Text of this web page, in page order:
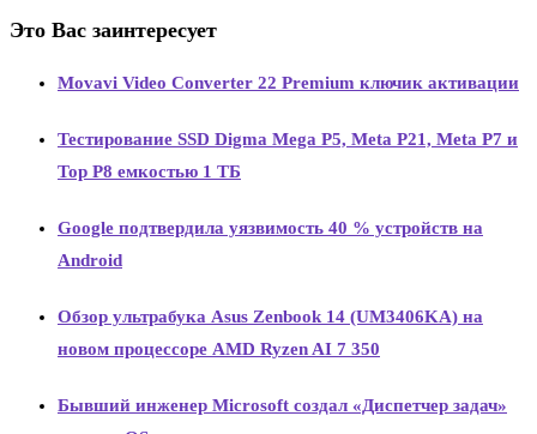
Это Вас заинтересует
Movavi Video Converter 22 Premium ключик активации
Тестирование SSD Digma Mega P5, Meta P21, Meta P7 и
Top P8 емкостью 1 ТБ
Google подтвердила уязвимость 40 % устройств на
Android
Обзор ультрабука Asus Zenbook 14 (UM3406KA) на
новом процессоре AMD Ryzen AI 7 350
Бывший инженер Microsoft создал «Диспетчер задач»